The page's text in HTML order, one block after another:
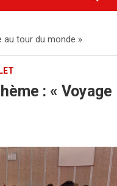
au tour du monde »
: « Voyage